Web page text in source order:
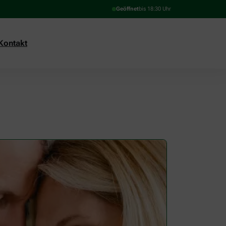
Geöffnetbis 18:30 Uhr